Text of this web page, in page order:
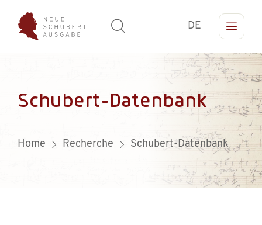
DE
Schubert-Datenbank
Home Recherche Schubert-Datenbank